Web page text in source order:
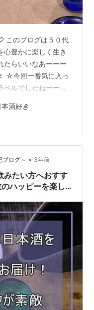
このブログは５０代
心豊かに楽しく生き
たらいいなあーーー
☆今回一番気に入っ
ベルでしたねーーー
沢に旅行した時に
た 「酒粋 醍醐」
知り、 またまた行っ
、 なんといっても日
のお店もすご…
本酒好き
ログ～ • 3年前
みたい方へおすす
ハッピーを楽し